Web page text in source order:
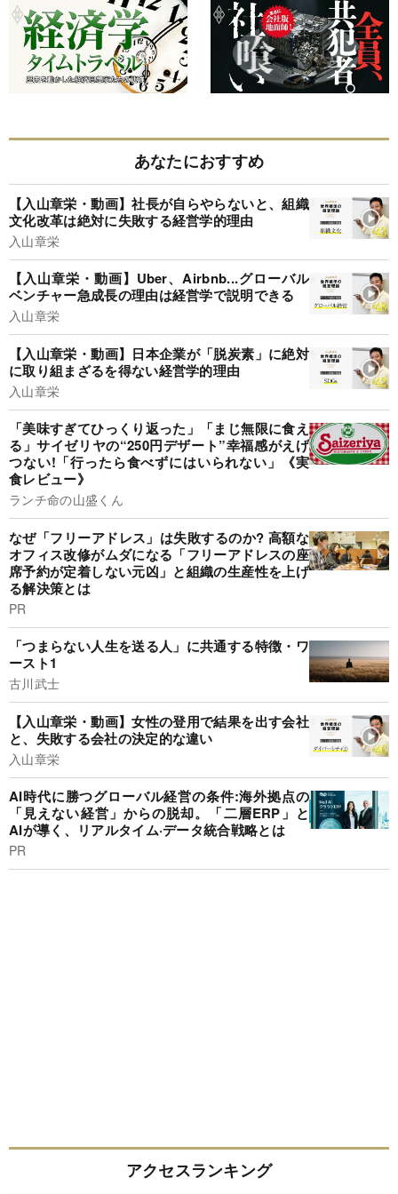
あなたにおすすめ
【入山章栄・動画】社長が自らやらないと、組織
文化改革は絶対に失敗する経営学的理由
入山章栄
【入山章栄・動画】Uber、Airbnb...グローバル
ベンチャー急成長の理由は経営学で説明できる
入山章栄
【入山章栄・動画】日本企業が「脱炭素」に絶対
に取り組まざるを得ない経営学的理由
入山章栄
「美味すぎてひっくり返った」「まじ無限に食え
る」サイゼリヤの“250円デザート”幸福感がえげ
つない!「行ったら食べずにはいられない」《実
食レビュー》
ランチ命の山盛くん
なぜ「フリーアドレス」は失敗するのか? 高額な
オフィス改修がムダになる「フリーアドレスの座
席予約が定着しない元凶」と組織の生産性を上げ
る解決策とは
PR
「つまらない人生を送る人」に共通する特徴・ワ
ースト1
古川武士
【入山章栄・動画】女性の登用で結果を出す会社
と、失敗する会社の決定的な違い
入山章栄
AI時代に勝つグローバル経営の条件:海外拠点の
「見えない経営」からの脱却。「二層ERP」と
AIが導く、リアルタイム·データ統合戦略とは
PR
アクセスランキング